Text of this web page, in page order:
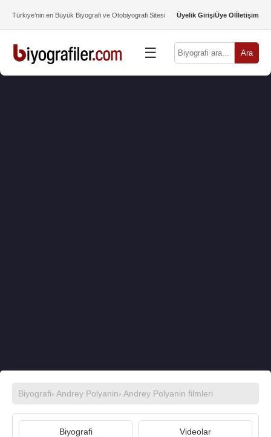
Türkiye’nin en Büyük Biyografi ve Otobiyografi Sitesi Üyelik GirişiÜye Olİletişim
☰ Ara
Biyografi› Andrey Polyanin› Andrey Polyanin filmleri
Biyografi Videolar